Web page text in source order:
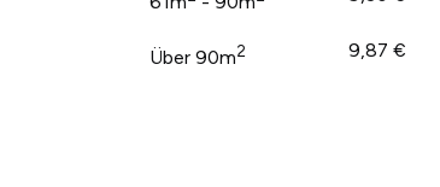
Über 90m2 9,87 €